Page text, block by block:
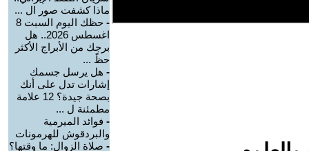
ماذا كشفت صور ال ...
-
حظك اليوم السبت 8
اغسطس 2026.. هل
برجك من الأبراج الأكثر
حظً ...
- هل يرسل جسمك
إشارات تدل على أنك
بصحة جيدة؟ 12 علامة
مطمئنة ل ...
- فوائد الميرمية
والبردقوش للهرمونات
- صلاة الزوال: ما وقتها؟